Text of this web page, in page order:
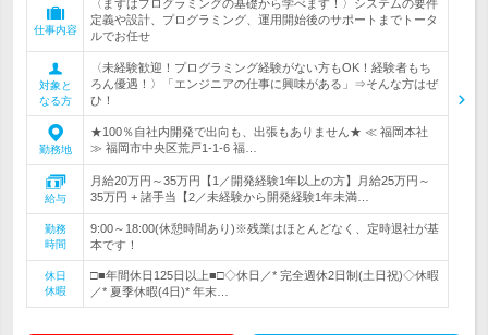
仕事内容
〈まずはプログラミングの基礎から学べます！〉システムの要件
定義や設計、プログラミング、運用開始後のサポートまでトータ
ルでお任せ
対象と
なる方
〈未経験歓迎！プログラミング経験がない方もOK！経験者もち
ろん優遇！〉「エンジニアの仕事に興味がある」⇒そんな方はぜ
ひ！
勤務地
★100％自社内開発で出向も、出張もありません★ ≪ 福岡本社
≫ 福岡市中央区荒戸1-1-6 福…
給与
月給20万円～35万円【1／開発経験1年以上の方】月給25万円～
35万円 + 諸手当【2／未経験から開発経験1年未満…
勤務
時間
9:00～18:00(休憩時間あり)※残業はほとんどなく、定時退社が基
本です！
休日
休暇
□■年間休日125日以上■□◇休日／* 完全週休2日制(土日祝)◇休暇
／* 夏季休暇(4日)* 年末…